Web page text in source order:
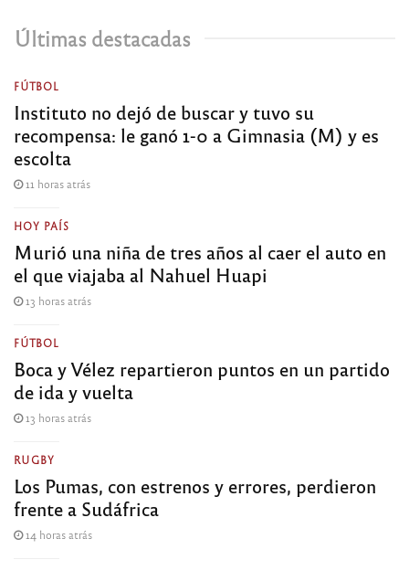
Últimas destacadas
FÚTBOL
Instituto no dejó de buscar y tuvo su
recompensa: le ganó 1-0 a Gimnasia (M) y es
escolta
11 horas atrás
HOY PAÍS
Murió una niña de tres años al caer el auto en
el que viajaba al Nahuel Huapi
13 horas atrás
FÚTBOL
Boca y Vélez repartieron puntos en un partido
de ida y vuelta
13 horas atrás
RUGBY
Los Pumas, con estrenos y errores, perdieron
frente a Sudáfrica
14 horas atrás